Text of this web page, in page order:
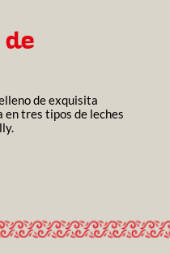
de
de exquisita
en tres tipos de leches